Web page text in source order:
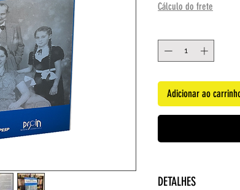
Cálculo do frete
Adicionar ao
DETALHES